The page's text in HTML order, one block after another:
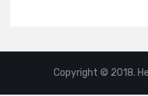
Copyright © 2018. Her